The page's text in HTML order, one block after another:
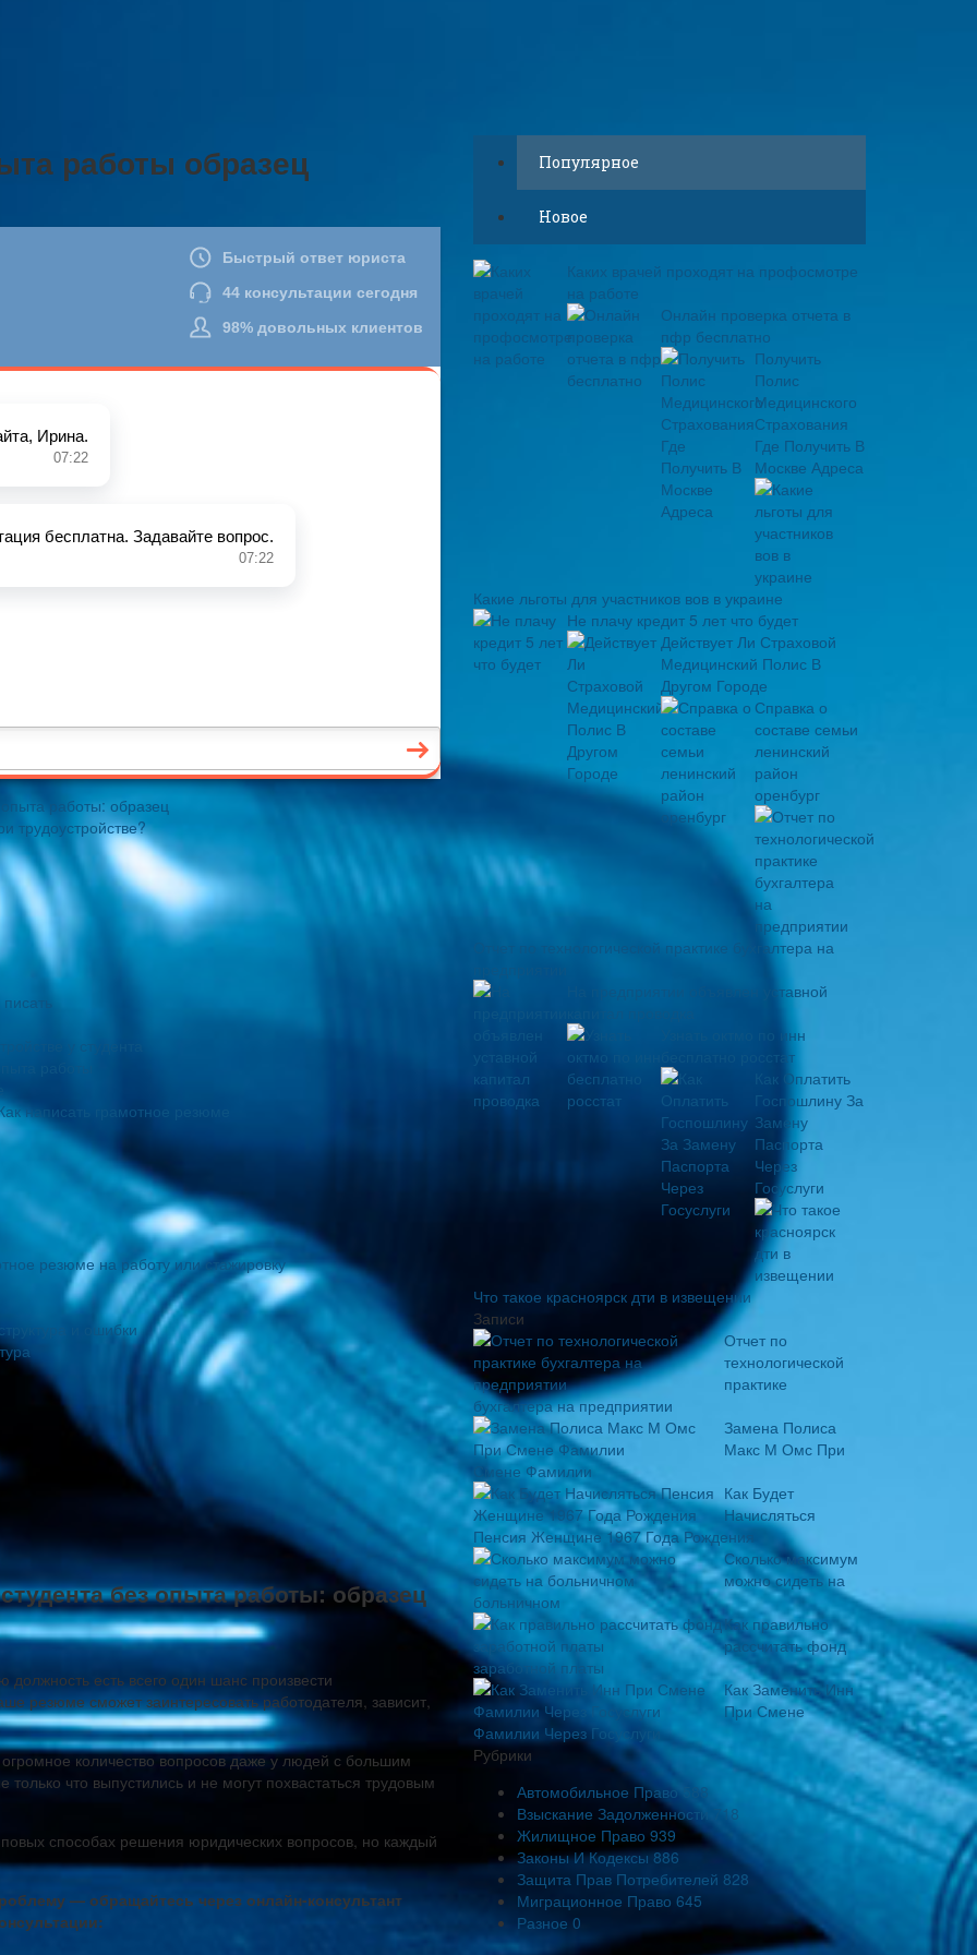
работы образец
работы: образец
трудоустройстве?
у студента
написать грамотное резюме
резюме на работу или стажировку
и ошибки
без опыта работы: образец
есть всего один шанс произвести
резюме сможет заинтересовать работодателя, зависит,
количество вопросов даже у людей с большим
что выпустились и не могут похвастаться трудовым
способах решения юридических вопросов, но каждый
— обращайтесь через онлайн-консультант
Популярное
Новое
Каких врачей проходят на профосмотре
на работе
Онлайн проверка отчета в
пфр бесплатно
Получить
Полис
Медицинского
Страхования
Где Получить В
Москве Адреса
Какие льготы для участников вов в украине
Не плачу кредит 5 лет что будет
Действует Ли Страховой
Медицинский Полис В
Другом Городе
Справка о
составе семьи
ленинский
район
оренбург
Отчет по технологической практике бухгалтера на
На предприятии объявлен уставной
Узнать октмо по инн
бесплатно росстат
Как Оплатить
Госпошлину За
Замену
Паспорта
Через
Госуслуги
Что такое красноярск дти в извещении
Записи
Отчет по
технологической
практике
бухгалтера на предприятии
Замена Полиса
Макс М Омс При
Смене Фамилии
Как Будет
Начисляться
Пенсия Женщине 1967 Года Рождения
Сколько максимум
можно сидеть на
больничном
Как правильно
рассчитать фонд
заработной платы
Как Заменить Инн
При Смене
Фамилии Через Госуслуги
Рубрики
Автомобильное Право 588
Взыскание Задолженности
718
Жилищное Право 939
Законы И Кодексы886
Защита Прав Потребителей 828
Миграционное Право 645
Разное 0